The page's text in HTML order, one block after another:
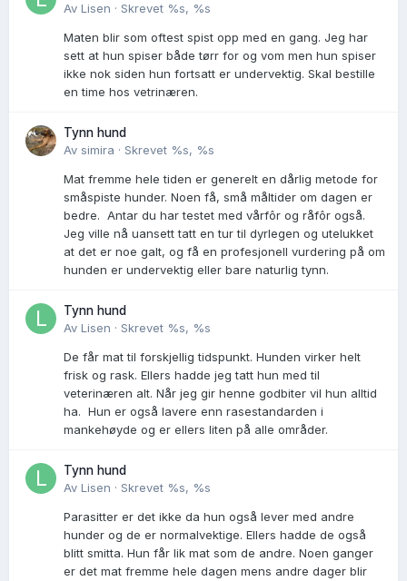
Av Lisen · Skrevet %s, %s
Maten blir som oftest spist opp med en gang. Jeg har
sett at hun spiser både tørr for og vom men hun spiser
ikke nok siden hun fortsatt er undervektig. Skal bestille
en time hos vetrinæren.
Tynn hund
Av simira · Skrevet %s, %s
Mat fremme hele tiden er generelt en dårlig metode for
småspiste hunder. Noen få, små måltider om dagen er
bedre. Antar du har testet med vårfôr og råfôr også.
Jeg ville nå uansett tatt en tur til dyrlegen og utelukket
at det er noe galt, og få en profesjonell vurdering på om
hunden er undervektig eller bare naturlig tynn.
Tynn hund
Av Lisen · Skrevet %s, %s
De får mat til forskjellig tidspunkt. Hunden virker helt
frisk og rask. Ellers hadde jeg tatt hun med til
veterinæren alt. Når jeg gir henne godbiter vil hun alltid
ha. Hun er også lavere enn rasestandarden i
mankehøyde og er ellers liten på alle områder.
Tynn hund
Av Lisen · Skrevet %s, %s
Parasitter er det ikke da hun også lever med andre
hunder og de er normalvektige. Ellers hadde de også
blitt smitta. Hun får lik mat som de andre. Noen ganger
er det mat fremme hele dagen mens andre dager blir